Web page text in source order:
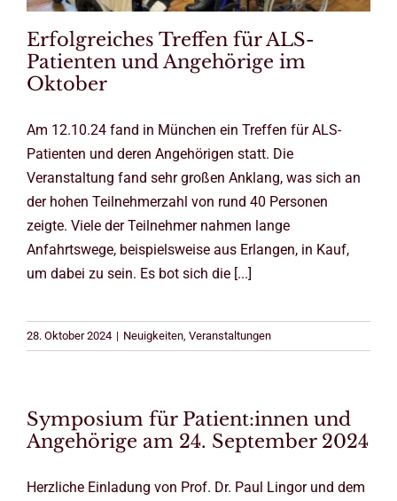
Erfolgreiches Treffen für ALS-
Patienten und Angehörige im
Oktober
Am 12.10.24 fand in München ein Treffen für ALS-
Patienten und deren Angehörigen statt. Die
Veranstaltung fand sehr großen Anklang, was sich an
der hohen Teilnehmerzahl von rund 40 Personen
zeigte. Viele der Teilnehmer nahmen lange
Anfahrtswege, beispielsweise aus Erlangen, in Kauf,
um dabei zu sein. Es bot sich die [...]
28. Oktober 2024 | Neuigkeiten, Veranstaltungen
Symposium für Patient:innen und
Angehörige am 24. September 2024
Herzliche Einladung von Prof. Dr. Paul Lingor und dem